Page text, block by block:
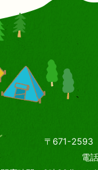
〒671-2593
電